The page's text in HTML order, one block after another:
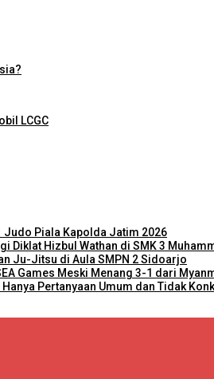
LCGC
Judo Piala Kapolda Jatim 2026
Diklat Hizbul Wathan di SMK 3
Ju-Jitsu di Aula SMPN 2 Sidoarjo
Games Meski Menang 3-1 dari
Pertanyaan Umum dan Tidak